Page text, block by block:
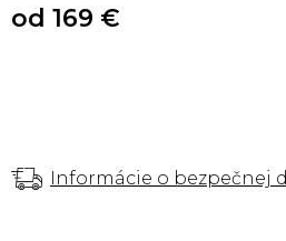
Informácie o bezpečnej
od 169 €